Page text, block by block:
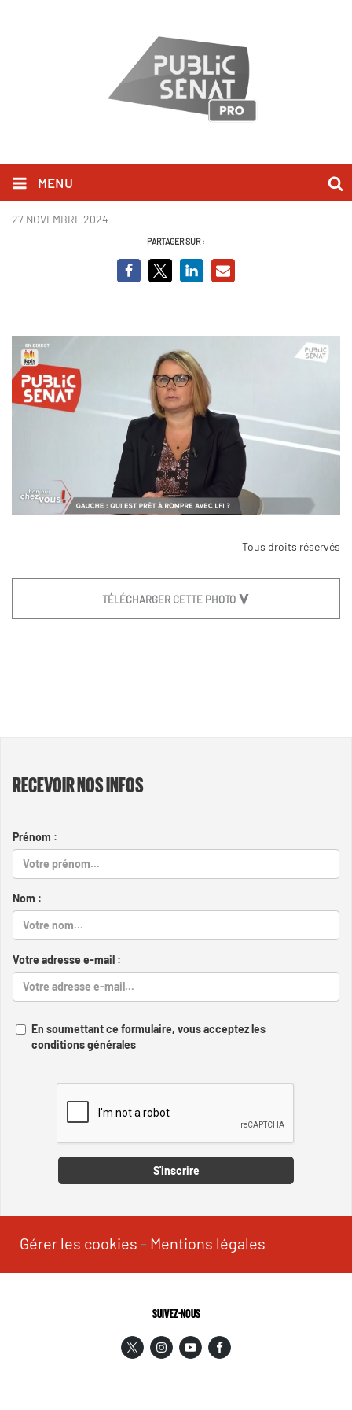
MENU
Cécile Cukierman - BCVO.png
27 NOVEMBRE 2024
PARTAGER SUR :
Tous droits réservés
TÉLÉCHARGER CETTE PHOTO
RECEVOIR NOS INFOS
Prénom :
Nom :
Votre adresse e-mail :
En soumettant ce formulaire, vous acceptez les
conditions générales
S'inscrire
Gérer les cookies - Mentions légales
SUIVEZ-NOUS